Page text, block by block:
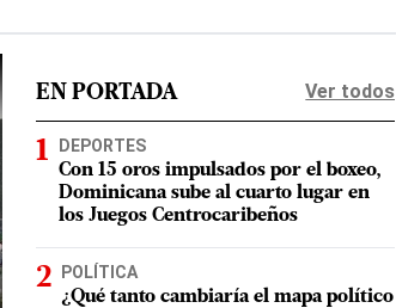
EN PORTADA Ver todos
DEPORTES
Con 15 oros impulsados por el boxeo,
Dominicana sube al cuarto lugar en
los Juegos Centrocaribeños
POLÍTICA
¿Qué tanto cambiaría el mapa político